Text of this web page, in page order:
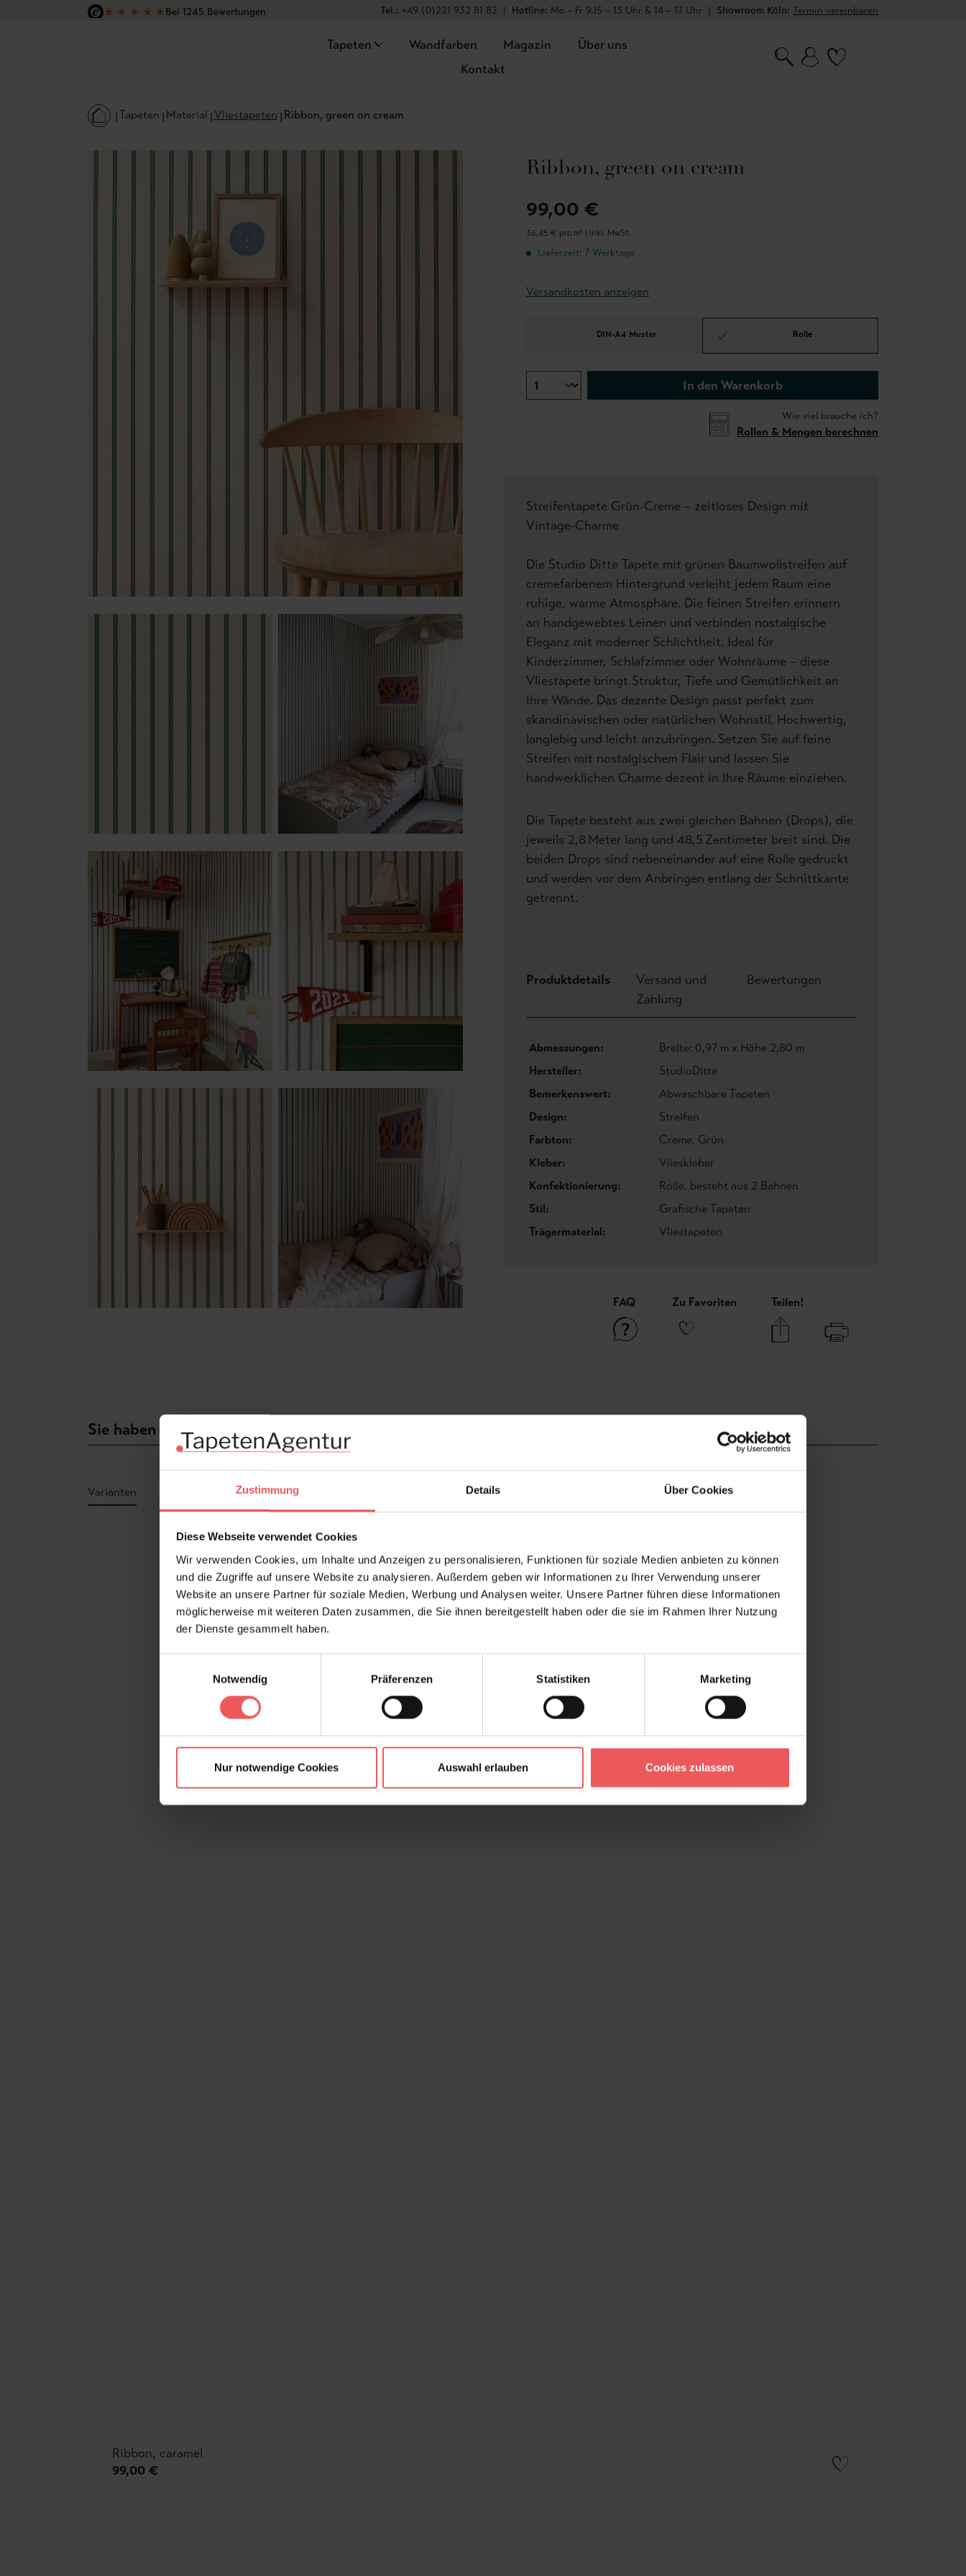
Zustimmung Details Über Cookies
Diese Webseite verwendet Cookies
Wir verwenden Cookies, um Inhalte und Anzeigen zu personalisieren, Funktionen für soziale Medien anbieten zu können
und die Zugriffe auf unsere Website zu analysieren. Außerdem geben wir Informationen zu Ihrer Verwendung unserer
Website an unsere Partner für soziale Medien, Werbung und Analysen weiter. Unsere Partner führen diese Informationen
möglicherweise mit weiteren Daten zusammen, die Sie ihnen bereitgestellt haben oder die sie im Rahmen Ihrer Nutzung
der Dienste gesammelt haben.
Notwendig
Präferenzen Statistiken Marketing
Nur notwendige Cookies Auswahl erlauben Cookies zulassen
Hauptinhalt springen
Zur Suche springen
Zur Hauptnavigation springen
★ ★ ★ ★ ★Bei 1245 Bewertungen
Tel.: +49 (0)221 932 81 82 | Hotline: Mo – Fr 9.15 – 13 Uhr & 14 – 17 Uhr | Showroom Köln: Termin vereinbaren
Tapeten Wandfarben Magazin
Über uns
Kontakt
Tapeten Material Vliestapeten Ribbon, green on cream
Ribbon, green on cream
99,00 €
36,45 € pro m² | inkl. MwSt.
Lieferzeit: 7 Werktage
Versandkosten anzeigen
DIN-A4 Muster Rolle
In den Warenkorb
Wie viel brauche ich?
Rollen & Mengen berechnen
Streifentapete Grün-Creme – zeitloses Design mit
Vintage-Charme
Die Studio Ditte Tapete mit grünen Baumwollstreifen auf
cremefarbenem Hintergrund verleiht jedem Raum eine
ruhige, warme Atmosphäre. Die feinen Streifen erinnern
an handgewebtes Leinen und verbinden nostalgische
Eleganz mit moderner Schlichtheit. Ideal für
Kinderzimmer, Schlafzimmer oder Wohnräume – diese
Vliestapete bringt Struktur, Tiefe und Gemütlichkeit an
Ihre Wände. Das dezente Design passt perfekt zum
skandinavischen oder natürlichen Wohnstil. Hochwertig,
langlebig und leicht anzubringen. Setzen Sie auf feine
Streifen mit nostalgischem Flair und lassen Sie
handwerklichen Charme dezent in Ihre Räume einziehen.
Die Tapete besteht aus zwei gleichen Bahnen (Drops), die
jeweils 2,8 Meter lang und 48,5 Zentimeter breit sind. Die
beiden Drops sind nebeneinander auf eine Rolle gedruckt
und werden vor dem Anbringen entlang der Schnittkante
getrennt.
Produktdetails
Versand und
Zahlung
Bewertungen
Abmessungen:
Breite: 0,97 m x Höhe 2,80 m
Hersteller:
StudioDitte
Bemerkenswert:
Abwaschbare Tapeten
Design:
Streifen
Farbton:
Creme, Grün
Kleber:
Vlieskleber
Konfektionierung:
Rolle, besteht aus 2 Bahnen
Stil:
Grafische Tapeten
Trägermaterial:
Vliestapeten
FAQ Zu Favoriten Teilen!
Sie haben Fragen zum Produkt?
Varianten
Produktgalerie überspringen
Ribbon, caramel
99,00 €